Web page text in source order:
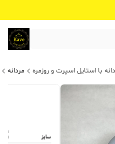
با استایل اسپرت و روزمره مردانه